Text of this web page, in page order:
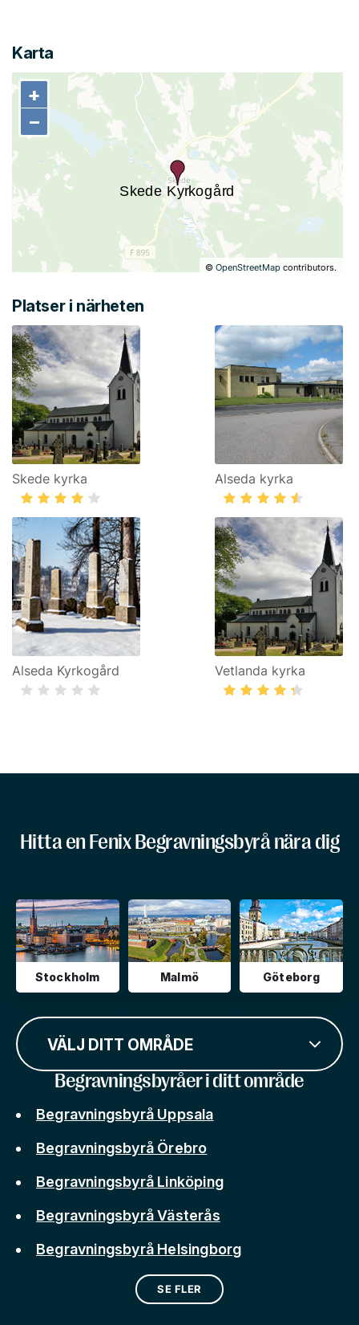
Karta
+
−
©OpenStreetMap contributors.
+
−
Platser i närheten
Skede kyrka Alseda kyrka
Alseda Kyrkogård Vetlanda kyrka
Hitta en Fenix Begravningsbyrå nära dig
Stockholm Malmö Göteborg
VÄLJ DITT OMRÅDE
Begravningsbyråer i ditt område
Begravningsbyrå Uppsala
Begravningsbyrå Örebro
Begravningsbyrå Linköping
Begravningsbyrå Västerås
Begravningsbyrå Helsingborg
SE FLER